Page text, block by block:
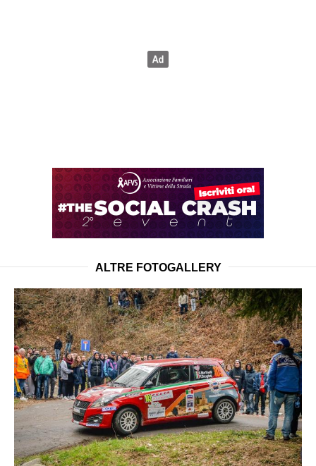
ALTRE FOTOGALLERY